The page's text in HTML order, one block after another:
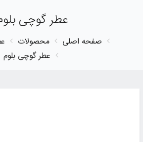
عطر گوچی
صفحه اصلی محصولات
عطر گوچی بلوم